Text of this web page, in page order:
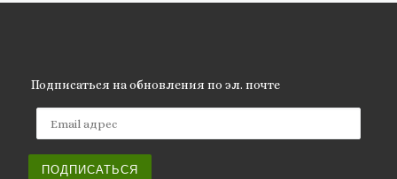
Подписаться на обновления по эл. почте
ПОДПИСАТЬСЯ